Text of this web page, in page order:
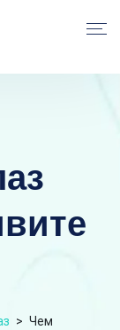
> Чем